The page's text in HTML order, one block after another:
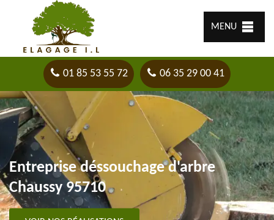
MENU
01 85 53 55 72 06 35 29 00 41
Entreprise déssouchage d'arbre
Chaussy 95710